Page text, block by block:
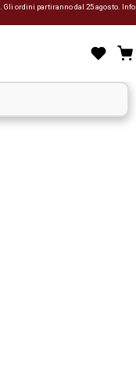
. Gli ordini partiranno dal 25 agosto. Info: